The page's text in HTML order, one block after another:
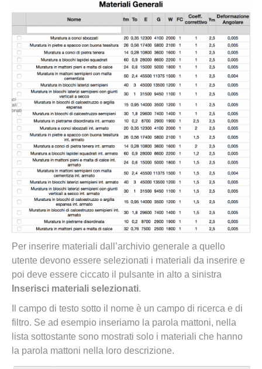
Per inserire materiali dall’archivio generale a quello
utente devono essere selezionati i materiali da inserire e
poi deve essere ciccato il pulsante in alto a sinistra
Inserisci materiali selezionati.
Il campo di testo sotto il nome è un campo di ricerca e di
filtro. Se ad esempio inseriamo la parola mattoni, nella
lista sottostante sono mostrati solo i materiali che hanno
la parola mattoni nella loro descrizione.